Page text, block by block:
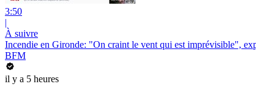
3:50
|
À suivre
Incendie en Gironde: "On craint le vent qui est imprévisible",
BFM
il y a 5 heures